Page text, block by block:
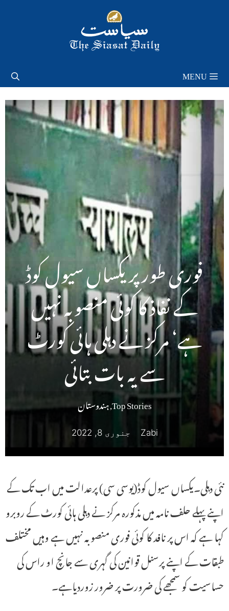
MENU
فوری طور پر یکساں سیول کوڈ
کے نفاذ کا کوئی منصوبہ نہیں
ہے‘ مرکز نے دہلی ہائی کورٹ
سے یہ بات بتائی
Top Stories
,ہندوستان
Zabi جنوری 8, 2022
نئی دہلی۔یکساں سیول کوڈ(یوسی سی) پرعدالت میں اب تک کے
اپنے پہلے حلف نامہ میں مذکورہ مرکز نے دہلی ہائی کورٹ کے روبرو
کہا ہے کہ اس پر نافد کا کوئی فوری منصوبہ نہیں ہے وہیں مختلف
طبقات کے اپنے پرسنل قوانین کی گہری سے جانچ او راس کی
حساسیت کو سمجھے کی ضرورت پر ضرور زوردیاہے۔